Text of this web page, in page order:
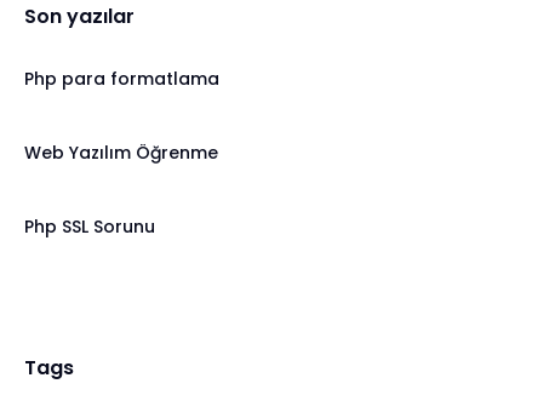
Son yazılar
Php para formatlama
Web Yazılım Öğrenme
Php SSL Sorunu
Tags